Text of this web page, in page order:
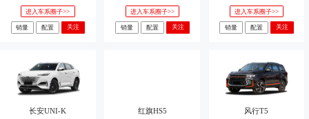
进入车系圈子>>
销量 配置 关注
进入车系圈子>>
销量 配置 关注
进入车系圈子>>
销量 配置 关注
长安UNI-K 红旗HS5 风行T5